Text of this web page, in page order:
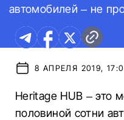
автомобилей – не
8 АПРЕЛЯ 2019,
Heritage HUB – это
половиной сотни